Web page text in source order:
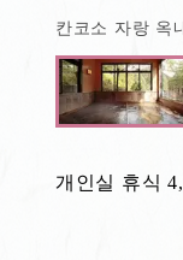
칸코소 자랑 옥
개인실 휴식